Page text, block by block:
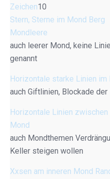
Zeichen10
Stern, Sterne im Mond Berg
Mondleere
auch leerer Mond, keine
genannt
Horizontale starke Linien im
auch Giftlinien, Blockade
Horizontale Linien
Mond
auch Mondthemen
Keller steigen wollen
Xxsen am inneren Mond